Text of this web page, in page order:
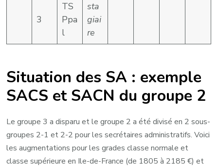
3
TS
Ppa
l
sta
giai
re
Situation des SA : exemple
SACS et SACN du groupe 2
Le groupe 3 a disparu et le groupe 2 a été divisé en 2 sous-
groupes 2-1 et 2-2 pour les secrétaires administratifs. Voici
les augmentations pour les grades classe normale et
classe supérieure en Ile-de-France (de 1805 à 2185 €) et